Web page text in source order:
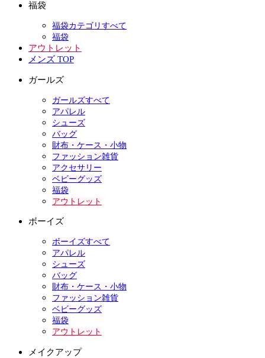
福袋
福袋カテゴリすべて
福袋
アウトレット
メンズ TOP
ガールズ
ガールズすべて
アパレル
シューズ
バッグ
財布・ケース・小物
ファッション雑貨
アクセサリー
ベビーグッズ
福袋
アウトレット
ボーイズ
ボーイズすべて
アパレル
シューズ
バッグ
財布・ケース・小物
ファッション雑貨
ベビーグッズ
福袋
アウトレット
メイクアップ